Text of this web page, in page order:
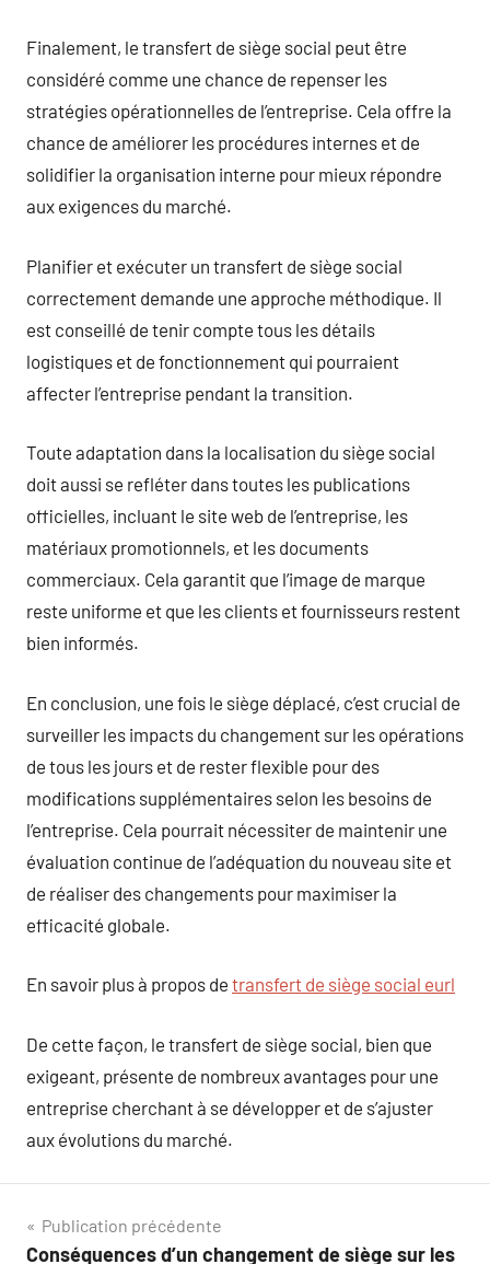
Finalement, le transfert de siège social peut être
considéré comme une chance de repenser les
stratégies opérationnelles de l’entreprise. Cela offre la
chance de améliorer les procédures internes et de
solidifier la organisation interne pour mieux répondre
aux exigences du marché.
Planifier et exécuter un transfert de siège social
correctement demande une approche méthodique. Il
est conseillé de tenir compte tous les détails
logistiques et de fonctionnement qui pourraient
affecter l’entreprise pendant la transition.
Toute adaptation dans la localisation du siège social
doit aussi se refléter dans toutes les publications
officielles, incluant le site web de l’entreprise, les
matériaux promotionnels, et les documents
commerciaux. Cela garantit que l’image de marque
reste uniforme et que les clients et fournisseurs restent
bien informés.
En conclusion, une fois le siège déplacé, c’est crucial de
surveiller les impacts du changement sur les opérations
de tous les jours et de rester flexible pour des
modifications supplémentaires selon les besoins de
l’entreprise. Cela pourrait nécessiter de maintenir une
évaluation continue de l’adéquation du nouveau site et
de réaliser des changements pour maximiser la
efficacité globale.
En savoir plus à propos de transfert de siège social eurl
De cette façon, le transfert de siège social, bien que
exigeant, présente de nombreux avantages pour une
entreprise cherchant à se développer et de s’ajuster
aux évolutions du marché.
Navigation
Publication précédente
Conséquences d’un changement de siège sur les